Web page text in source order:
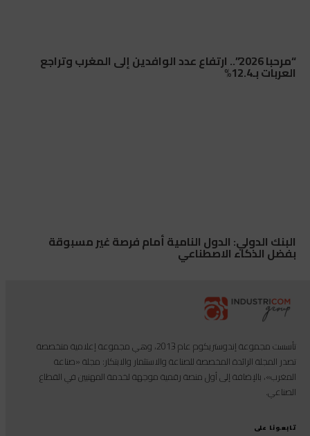
“مرحبا 2026”.. ارتفاع عدد الوافدين إلى المغرب وتراجع
العربات بـ12.4%
البنك الدولي: الدول النامية أمام فرصة غير مسبوقة
بفضل الذكاء الاصطناعي
تأسست مجموعة إندوستريكوم عام 2013، وهي مجموعة إعلامية متخصصة
تصدر المجلة الرائدة المخصصة للصناعة والاستثمار والابتكار: مجلة «صناعة
المغرب»، بالإضافة إلى أول منصة رقمية موجهة لخدمة المهنيين في القطاع
الصناعي.
تابعونا على